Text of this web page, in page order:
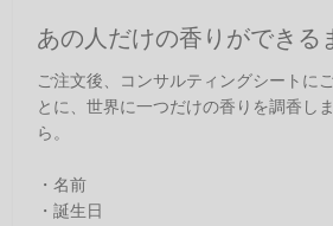
あの人だけの香りができる
ご注文後、コンサルティングシートに
とに、世界に一つだけの香りを調香し
ら。
・名前
・誕生日